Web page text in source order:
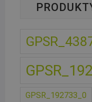
GPSR_192733_0